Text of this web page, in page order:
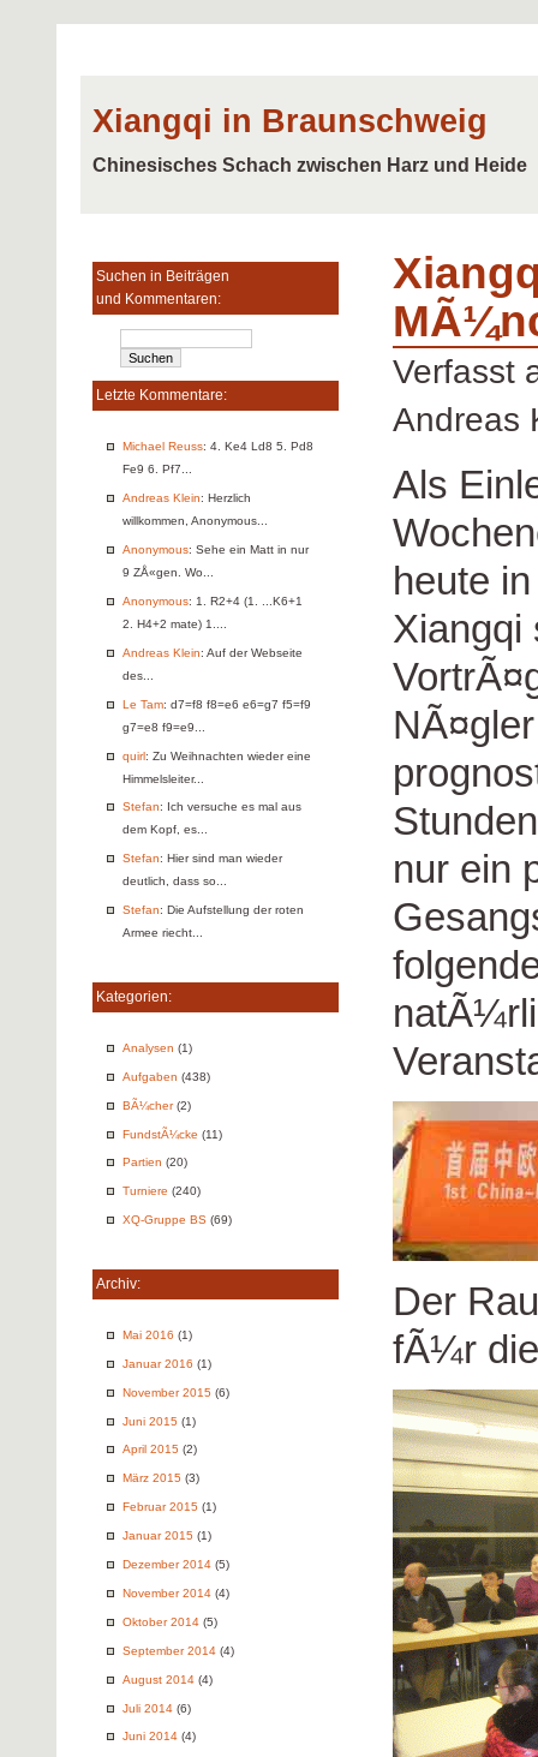
Xiangqi in Braunschweig
Chinesisches Schach zwischen Harz und Heide
Suchen in Beiträgen
und Kommentaren:
Letzte Kommentare:
Michael Reuss: 4. Ke4 Ld8 5. Pd8
Fe9 6. Pf7...
Andreas Klein: Herzlich
willkommen, Anonymous...
Anonymous: Sehe ein Matt in nur
9 ZÅ«gen. Wo...
Anonymous: 1. R2+4 (1. ...K6+1
2. H4+2 mate) 1....
Andreas Klein: Auf der Webseite
des...
Le Tam: d7=f8 f8=e6 e6=g7 f5=f9
g7=e8 f9=e9...
quirl: Zu Weihnachten wieder eine
Himmelsleiter...
Stefan: Ich versuche es mal aus
dem Kopf, es...
Stefan: Hier sind man wieder
deutlich, dass so...
Stefan: Die Aufstellung der roten
Armee riecht...
Kategorien:
Analysen (1)
Aufgaben (438)
BÃ¼cher(2)
FundstÃ¼cke (11)
Partien (20)
Turniere (240)
XQ-Gruppe BS (69)
Archiv:
Mai 2016 (1)
Januar 2016 (1)
November 2015 (6)
Juni 2015 (1)
April 2015 (2)
März 2015 (3)
Februar 2015 (1)
Januar 2015 (1)
Dezember 2014 (5)
November 2014 (4)
Oktober 2014 (5)
September 2014 (4)
August 2014 (4)
Juli 2014 (6)
Juni 2014 (4)
Verfasst
Andreas
Als
heute
Xiangqi
nur ein
Der
fÃ¼r